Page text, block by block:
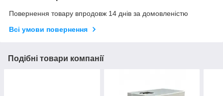
Повернення товару впродовж 14 днів за домовленістю
Всі умови повернення
Подібні товари компанії